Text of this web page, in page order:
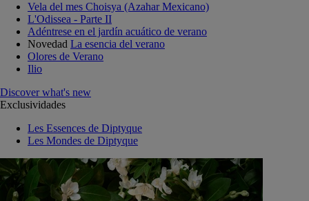
Vela del mes Choisya (Azahar Mexicano)
L'Odissea - Parte II
Adéntrese en el jardín acuático de verano
Novedad La esencia del verano
Olores de Verano
Ilio
Discover what's new
Exclusividades
Les Essences de Diptyque
Les Mondes de Diptyque